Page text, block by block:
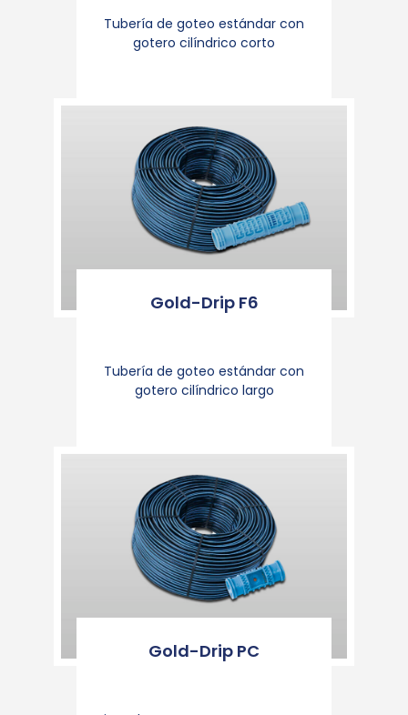
Tubería de goteo estándar con
gotero cilíndrico corto
Gold-Drip F6
Tubería de goteo estándar con
gotero cilíndrico largo
Gold-Drip PC